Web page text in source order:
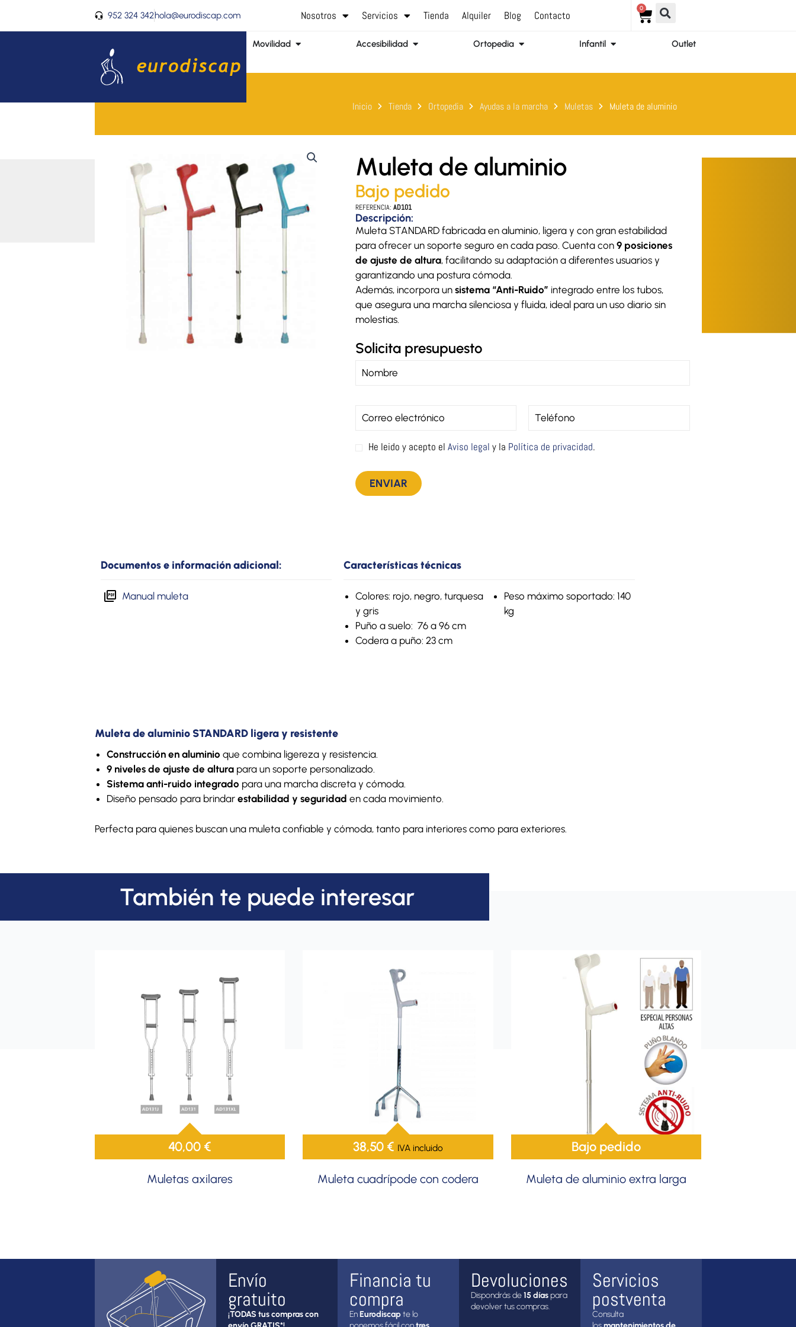
contenido
952 324 342hola@eurodiscap.com Nosotros Servicios Tienda Alquiler Blog Contacto
0
Carrito
Movilidad Abrir Movilidad Accesibilidad Abrir AccesibilidadOrtopedia Abrir OrtopediaInfantil Abrir Infantil Outlet
Inicio Tienda Ortopedia Ayudas a la marcha Muletas Muleta de aluminio
Muleta de aluminio
Bajo pedido
REFERENCIA: AD101
Descripción:
Muleta STANDARD fabricada en aluminio, ligera y con gran estabilidad
para ofrecer un soporte seguro en cada paso. Cuenta con 9 posiciones
de ajuste de altura, facilitando su adaptación a diferentes usuarios y
garantizando una postura cómoda.
Además, incorpora un sistema “Anti-Ruido” integrado entre los tubos,
que asegura una marcha silenciosa y fluida, ideal para un uso diario sin
molestias.
Solicita presupuesto
He leido y acepto el Aviso legal y la Política de privacidad.
Documentos e información adicional:
Manual muleta
Características técnicas
Colores: rojo, negro, turquesa
y gris
Puño a suelo: 76 a 96 cm
Codera a puño: 23 cm
Peso máximo soportado: 140
kg
Muleta de aluminio STANDARD ligera y resistente
Construcción en aluminio que combina ligereza y resistencia.
9 niveles de ajuste de alturapara un soporte personalizado.
Sistema anti-ruido integrado para una marcha discreta y cómoda.
Diseño pensado para brindar estabilidad y seguridad en cada movimiento.
Perfecta para quienes buscan una muleta confiable y cómoda, tanto para interiores como para exteriores.
También te puede interesar
40,00€
Muletas axilares
38,50€ IVA incluido
Muleta cuadrípode con codera
Bajo pedido
Muleta de aluminio extra larga
Envío
gratuito
¡TODAS tus compras con
Financia tu
compra
EnEurodiscapte lo
Devoluciones
Dispondrás de15 díaspara
devolver tus compras.
Servicios
postventa
Consulta